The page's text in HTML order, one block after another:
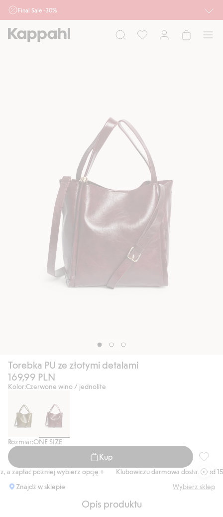
Final Sale -30%
działu outlet do 10.8 w sklepach Kappahl i Newbie oraz na kappahl.com. Ofert
nie łączymy
Torebka PU ze złotymi detalami
169,99 PLN
Kolor:Czerwone wino / jednolite
Rozmiar:ONE SIZE
Kup
zapłać później wybierz opcję +
Klubowiczu darmowa dostawa od 150
Znajdź w sklepie
Wybierz sklep
Opis produktu